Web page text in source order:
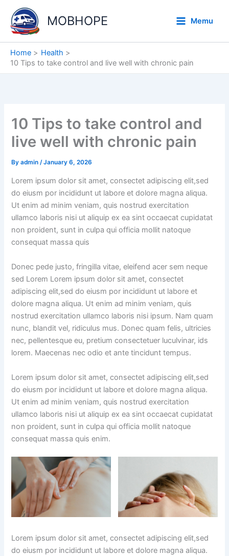
content
MOBHOPE Memu
Home
Health
10 Tips to take control and live well with chronic pain
10 Tips to take control and
live well with chronic pain
Byadmin/January 6, 2026
Lorem ipsum dolor sit amet, consectet adipiscing elit,sed
do eiusm por incididunt ut labore et dolore magna aliqua.
Ut enim ad minim veniam, quis nostrud exercitation
ullamco laboris nisi ut aliquip ex ea sint occaecat cupidatat
non proident, sunt in culpa qui officia mollit natoque
consequat massa quis
Donec pede justo, fringilla vitae, eleifend acer sem neque
sed Lorem Lorem ipsum dolor sit amet, consectet
adipiscing elit,sed do eiusm por incididunt ut labore et
dolore magna aliqua. Ut enim ad minim veniam, quis
nostrud exercitation ullamco laboris nisi ipsum. Nam quam
nunc, blandit vel, ridiculus mus. Donec quam felis, ultricies
nec, pellentesque eu, pretium consectetuer luculvinar, ids
lorem. Maecenas nec odio et ante tincidunt tempus.
Lorem ipsum dolor sit amet, consectet adipiscing elit,sed
do eiusm por incididunt ut labore et dolore magna aliqua.
Ut enim ad minim veniam, quis nostrud exercitation
ullamco laboris nisi ut aliquip ex ea sint occaecat cupidatat
non proident, sunt in culpa qui officia mollit natoque
consequat massa quis enim.
Lorem ipsum dolor sit amet, consectet adipiscing elit,sed
do eiusm por incididunt ut labore et dolore magna aliqua.